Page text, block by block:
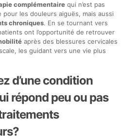
complémentairequi n’est pas
les douleurs aiguës, mais aussi
chroniques. En se tournant vers
ont l’opportunité de retrouver
après des blessures cervicales
les guidant vers une vie plus
d’une condition
répond peu ou pas